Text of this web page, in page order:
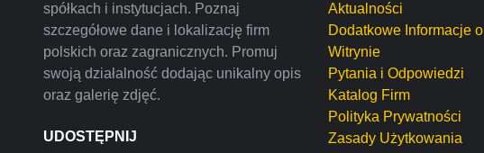
spółkach i instytucjach. Poznaj
szczegółowe dane i lokalizację firm
polskich oraz zagranicznych. Promuj
swoją działalność dodając unikalny opis
oraz galerię zdjęć.
UDOSTĘPNIJ
Aktualności
Dodatkowe Informacje o
Witrynie
Pytania i Odpowiedzi
Katalog Firm
Polityka Prywatności
Zasady Użytkowania